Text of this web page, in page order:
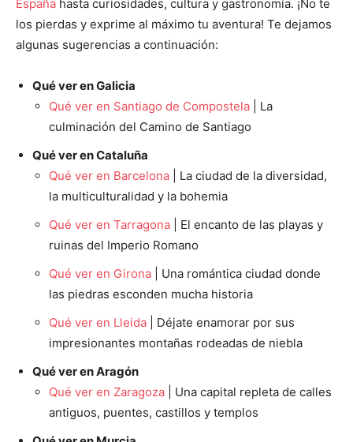
España hasta curiosidades, cultura y gastronomía. ¡No te
los pierdas y exprime al máximo tu aventura! Te dejamos
algunas sugerencias a continuación:
Qué ver en Galicia
Qué ver en Santiago de Compostela | La
culminación del Camino de Santiago
Qué ver en Cataluña
Qué ver en Barcelona | La ciudad de la diversidad,
la multiculturalidad y la bohemia
Qué ver en Tarragona | El encanto de las playas y
ruinas del Imperio Romano
Qué ver en Girona | Una romántica ciudad donde
las piedras esconden mucha historia
Qué ver en Lleida | Déjate enamorar por sus
impresionantes montañas rodeadas de niebla
Qué ver en Aragón
Qué ver en Zaragoza | Una capital repleta de calles
antiguos, puentes, castillos y templos